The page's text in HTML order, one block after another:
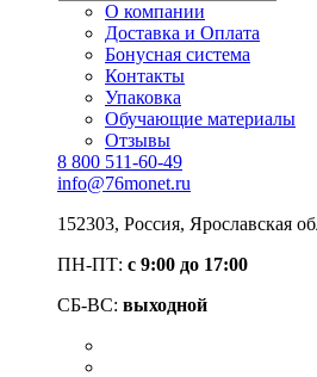
О компании
Доставка и Оплата
Бонусная система
Контакты
Упаковка
Обучающие материалы
Отзывы
8 800 511-60-49
info@76monet.ru
152303, Россия, Ярославская
ПН-ПТ: с 9:00 до 17:00
СБ-ВС: выходной